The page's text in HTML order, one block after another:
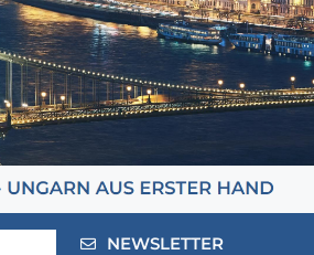
NEWSLETTER